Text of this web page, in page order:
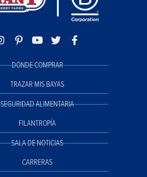
DÓNDE COMPRAR
TRAZAR MIS BAYAS
SEGURIDAD ALIMENTARIA
FILANTROPÍA
SALA DE NOTICIAS
CARRERAS